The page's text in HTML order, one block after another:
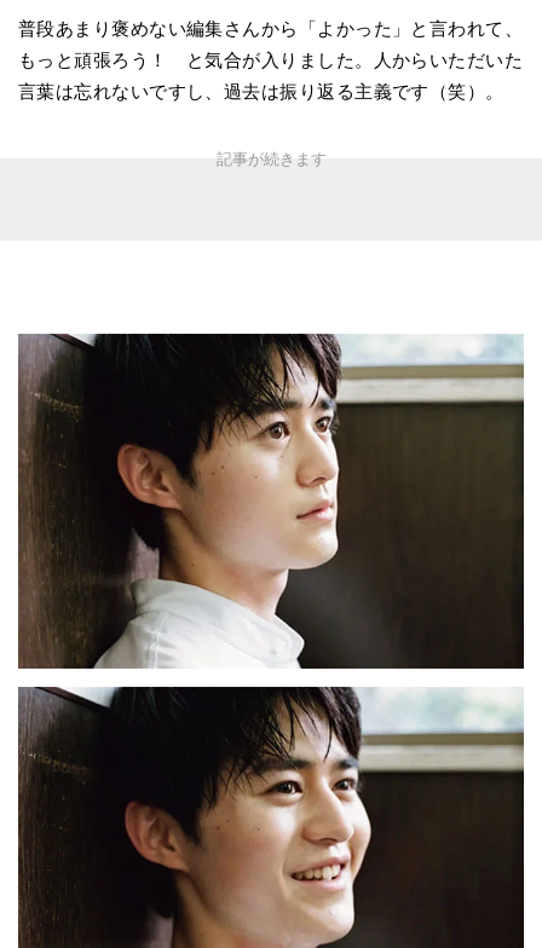
普段あまり褒めない編集さんから「よかった」と言われて、
もっと頑張ろう！ と気合が入りました。人からいただいた
言葉は忘れないですし、過去は振り返る主義です（笑）。